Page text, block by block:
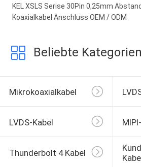
KEL XSLS Serise 30Pin 0,25mm
Koaxialkabel Anschluss OEM / ODM
Beliebte Kategorien
Mikrokoaxialkabel
LVDS-Kabel
Thunderbolt 4 Kabel